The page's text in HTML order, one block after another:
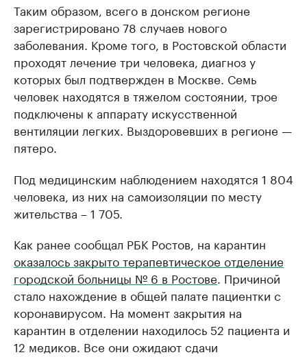
Таким образом, всего в донском регионе
зарегистрировано 78 случаев нового
заболевания. Кроме того, в Ростовской области
проходят лечение три человека, диагноз у
которых был подтвержден в Москве. Семь
человек находятся в тяжелом состоянии, трое
подключены к аппарату искусственной
вентиляции легких. Выздоровевших в регионе —
пятеро.
Под медицинским наблюдением находятся 1 804
человека, из них на самоизоляции по месту
жительства – 1 705.
Как ранее сообщал РБК Ростов, на карантин
оказалось закрыто терапевтическое отделение
городской больницы № 6 в Ростове. Причиной
стало нахождение в общей палате пациентки с
коронавирусом. На момент закрытия на
карантин в отделении находилось 52 пациента и
12 медиков. Все они ожидают сдачи